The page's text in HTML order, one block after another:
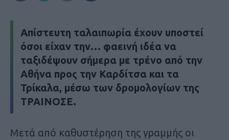
Απίστευτη ταλαιπωρία έχουν υποστεί
όσοι είχαν την… φαεινή ιδέα να
ταξιδέψουν σήμερα με τρένο από την
Αθήνα προς την Καρδίτσα και τα
Τρίκαλα, μέσω των δρομολογίων της
ΤΡΑΙΝΟΣΕ.
Μετά από καθυστέρηση της γραμμής οι